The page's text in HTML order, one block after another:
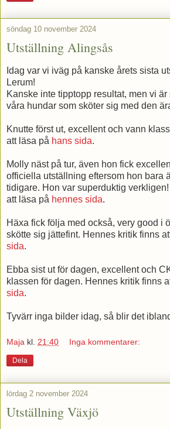
söndag 10 november 2024
Utställning Alingsås
Idag var vi iväg på kanske årets sista
Lerum!
Kanske inte tipptopp resultat, men vi
våra hundar som sköter sig med den
Knutte först ut, excellent och vann
att läsa på hans sida.
Molly näst på tur, även hon fick
officiella utställning eftersom hon bara
tidigare. Hon var superduktig
att läsa på hennes sida.
Häxa fick följa med också, very good i
skötte sig jättefint. Hennes kritik finns
sida.
Ebba sist ut för dagen, excellent och
klassen för dagen. Hennes kritik finns
sida.
Tyvärr inga bilder idag, så blir det
Maja kl. 21:40 Inga kommentarer:
Dela
lördag 2 november 2024
Utställning Växjö